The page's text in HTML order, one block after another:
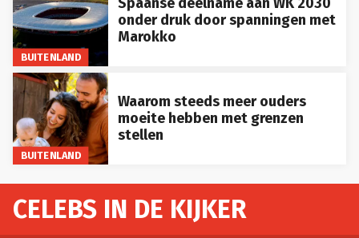
BUITENLAND
onder druk door spanningen met
Marokko
BUITENLAND
Waarom steeds meer ouders
moeite hebben met grenzen
stellen
CELEBS IN DE KIJKER